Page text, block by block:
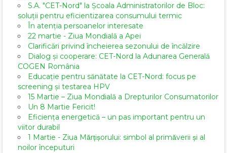
S.A. "CET-Nord" la Școala Administratorilor de Bloc:
soluții pentru eficientizarea consumului termic
În atenția persoanelor interesate
22 martie - Ziua Mondială a Apei
Clarificări privind încheierea sezonului de încălzire
Dialog și cooperare: CET-Nord la Adunarea Generală
COGEN România
Educație pentru sănătate la CET-Nord: focus pe
screening și testarea HPV
15 Martie – Ziua Mondială a Drepturilor Consumatorilor
Un 8 Martie Fericit!
Eficiența energetică – un pas important pentru un
viitor durabil
1 Martie - Ziua Mărțișorului: simbol al primăverii și al
noilor începuturi